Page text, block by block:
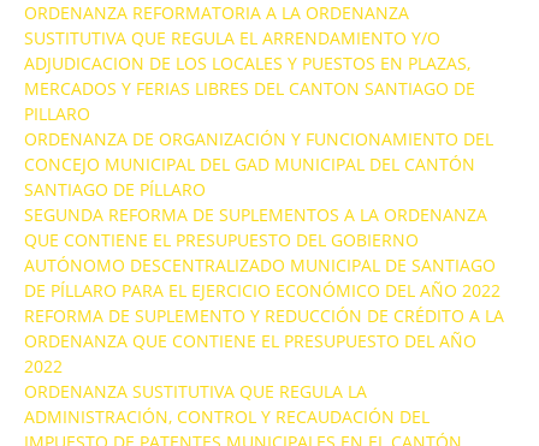
ORDENANZA REFORMATORIA A LA ORDENANZA
SUSTITUTIVA QUE REGULA EL ARRENDAMIENTO Y/O
ADJUDICACION DE LOS LOCALES Y PUESTOS EN PLAZAS,
MERCADOS Y FERIAS LIBRES DEL CANTON SANTIAGO DE
PILLARO
ORDENANZA DE ORGANIZACIÓN Y FUNCIONAMIENTO DEL
CONCEJO MUNICIPAL DEL GAD MUNICIPAL DEL CANTÓN
SANTIAGO DE PÍLLARO
SEGUNDA REFORMA DE SUPLEMENTOS A LA ORDENANZA
QUE CONTIENE EL PRESUPUESTO DEL GOBIERNO
AUTÓNOMO DESCENTRALIZADO MUNICIPAL DE SANTIAGO
DE PÍLLARO PARA EL EJERCICIO ECONÓMICO DEL AÑO 2022
REFORMA DE SUPLEMENTO Y REDUCCIÓN DE CRÉDITO A LA
ORDENANZA QUE CONTIENE EL PRESUPUESTO DEL AÑO
2022
ORDENANZA SUSTITUTIVA QUE REGULA LA
ADMINISTRACIÓN, CONTROL Y RECAUDACIÓN DEL